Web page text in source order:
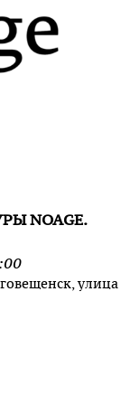
NOAGE.
улица